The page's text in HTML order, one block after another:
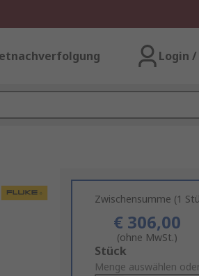
Login
Zwischensumme (1
€ 306,00
(ohne MwSt.)
Add
to
Stück
Menge auswählen